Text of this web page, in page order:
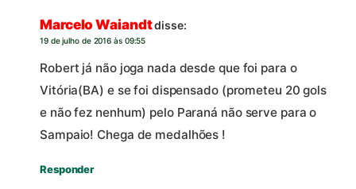
Marcelo Waiandtdisse:
19 de julho de 2016 às 09:55
Robert já não joga nada desde que foi para o
Vitória(BA) e se foi dispensado (prometeu 20 gols
e não fez nenhum) pelo Paraná não serve para o
Sampaio! Chega de medalhões !
Responder